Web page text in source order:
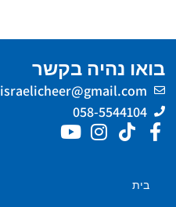
בואו נהיה בקשר
israelicheer@gmail.com
058-5544104
בית